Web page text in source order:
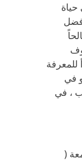
للمعرفة
في
، في
(